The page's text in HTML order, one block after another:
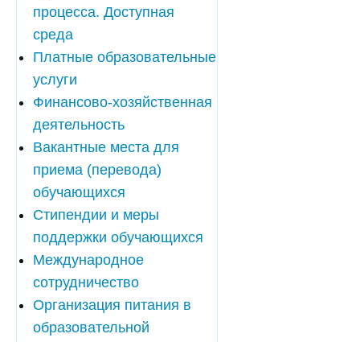
процесса. Доступная
среда
Платные образовательные
услуги
Финансово-хозяйственная
деятельность
Вакантные места для
приема (перевода)
обучающихся
Стипендии и меры
поддержки обучающихся
Международное
сотрудничество
Организация питания в
образовательной